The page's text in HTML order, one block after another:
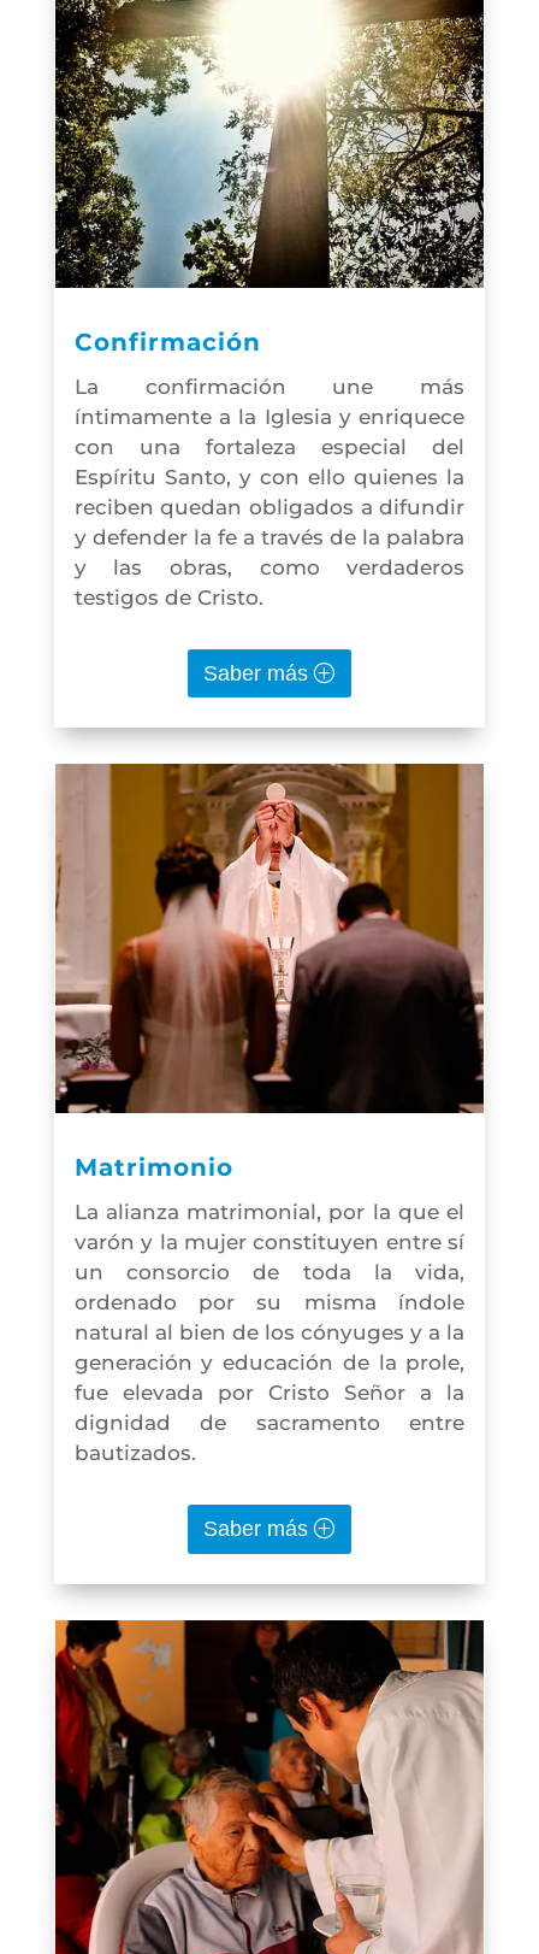
Confirmación
La confirmación une más
íntimamente a la Iglesia y enriquece
con una fortaleza especial del
Espíritu Santo, y con ello quienes la
reciben quedan obligados a difundir
y defender la fe a través de la palabra
y las obras, como verdaderos
testigos de Cristo.
Saber más
Matrimonio
La alianza matrimonial, por la que el
varón y la mujer constituyen entre sí
un consorcio de toda la vida,
ordenado por su misma índole
natural al bien de los cónyuges y a la
generación y educación de la prole,
fue elevada por Cristo Señor a la
dignidad de sacramento entre
bautizados.
Saber más